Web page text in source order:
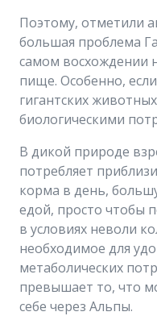
Поэтому, отметили
большая проблема
самом восхождении
пище. Особенно,
гигантских
биологическими
В дикой природе
потребляет
корма в день,
едой, просто чтобы
в условиях неволи
необходимое для
метаболических
превышает то, что
себе через Альпы.